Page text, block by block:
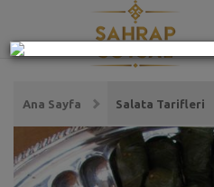
Ana Sayfa Salata Tarifleri